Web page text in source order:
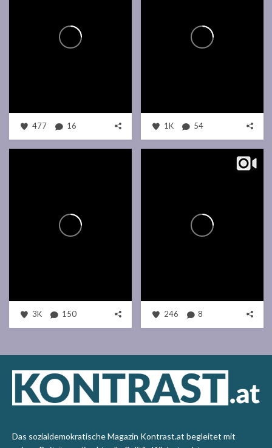
477 16 1K 54
3K 150 246 8
Das sozialdemokratische Magazin Kontrast.at begleitet mit